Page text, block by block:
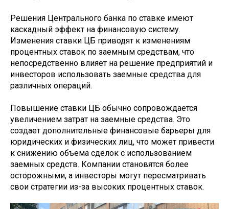
Решения Центрального банка по ставке имеют
каскадный эффект на финансовую систему.
Изменения ставки ЦБ приводят к изменениям
процентных ставок по заемным средствам, что
непосредственно влияет на решение предприятий и
инвесторов использовать заемные средства для
различных операций.
Повышение ставки ЦБ обычно сопровождается
увеличением затрат на заемные средства. Это
создает дополнительные финансовые барьеры для
юридических и физических лиц, что может привести
к снижению объема сделок с использованием
заемных средств. Компании становятся более
осторожными, а инвесторы могут пересматривать
свои стратегии из-за высоких процентных ставок.